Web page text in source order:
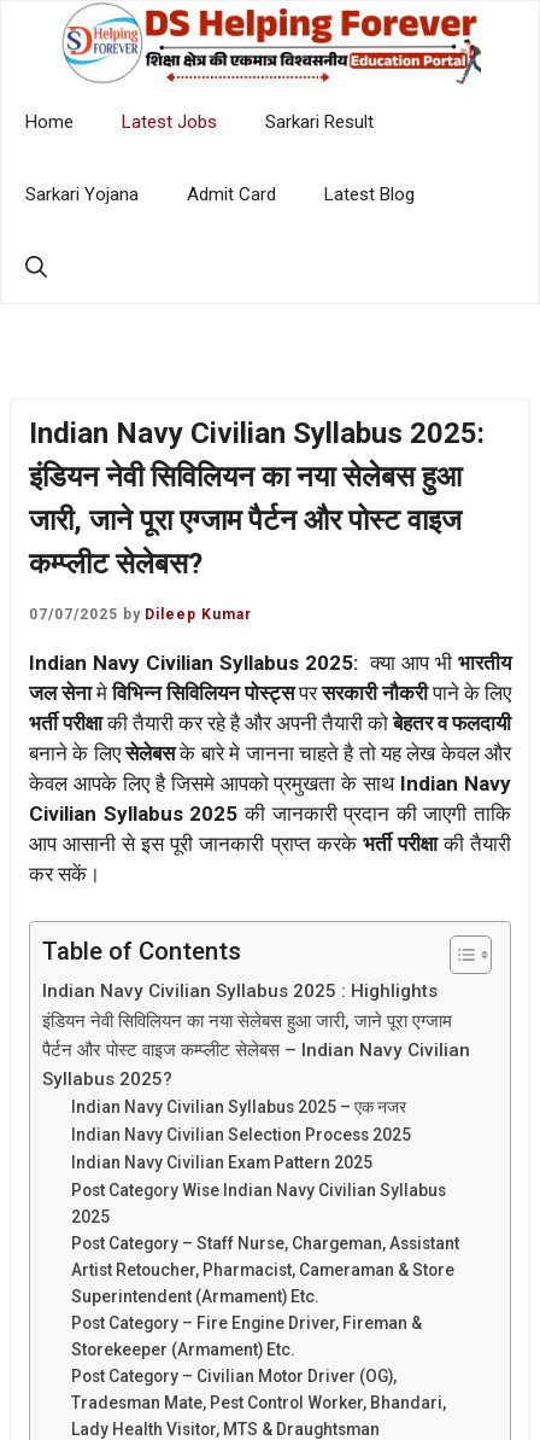
Home Latest Jobs Sarkari Result
Sarkari Yojana Admit Card Latest Blog
Indian Navy Civilian Syllabus 2025:
इंडियन नेवी सिविलियन का नया सेलेबस हुआ
जारी, जाने पूरा एग्जाम पैर्टन और पोस्ट वाइज
कम्प्लीट सेलेबस?
07/07/2025 by Dileep Kumar
Indian Navy Civilian Syllabus 2025: क्या आप भी भारतीय
जल सेनामेविभिन्न सिविलियन पोस्ट्सपरसरकारी नौकरीपाने के लिए
भर्ती परीक्षाकी तैयारी कर रहे है और अपनी तैयारी कोबेहतर व फलदायी
बनाने के लिएसेलेबसके बारे मे जानना चाहते है तो यह लेख केवल और
केवल आपके लिए है जिसमे आपको प्रमुखता के साथ Indian Navy
Civilian Syllabus 2025 की जानकारी प्रदान की जाएगी ताकि
आप आसानी से इस पूरी जानकारी प्राप्त करकेभर्ती परीक्षाकी तैयारी
कर सकें।
Table of Contents
Indian Navy Civilian Syllabus 2025 : Highlights
इंडियन नेवी सिविलियन का नया सेलेबस हुआ जारी, जाने पूरा एग्जाम
पैर्टन और पोस्ट वाइज कम्प्लीट सेलेबस – Indian Navy Civilian
Syllabus 2025?
Indian Navy Civilian Syllabus 2025 – एक नजर
Indian Navy Civilian Selection Process 2025
Indian Navy Civilian Exam Pattern 2025
Post Category Wise Indian Navy Civilian Syllabus
2025
Post Category – Staff Nurse, Chargeman, Assistant
Artist Retoucher, Pharmacist, Cameraman & Store
Superintendent (Armament) Etc.
Post Category – Fire Engine Driver, Fireman &
Storekeeper (Armament) Etc.
Post Category – Civilian Motor Driver (OG),
Tradesman Mate, Pest Control Worker, Bhandari,
Lady Health Visitor, MTS & Draughtsman